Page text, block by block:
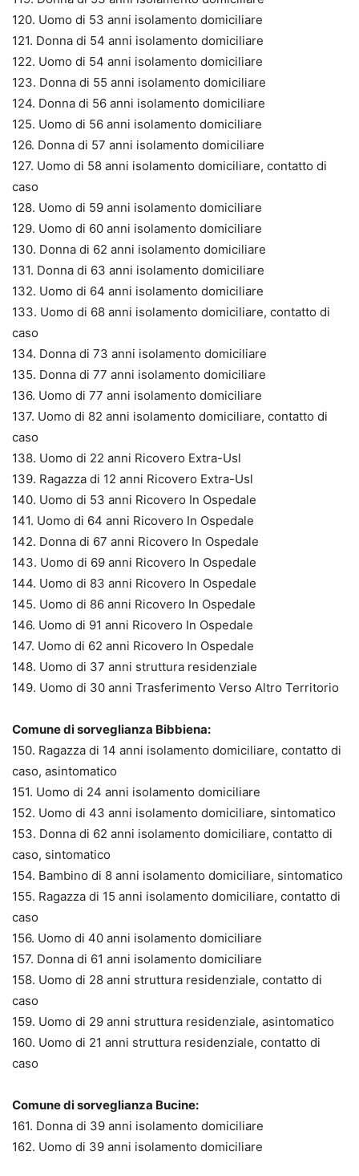
120. Uomo di 53 anni isolamento domiciliare
121. Donna di 54 anni isolamento domiciliare
122. Uomo di 54 anni isolamento domiciliare
123. Donna di 55 anni isolamento domiciliare
124. Donna di 56 anni isolamento domiciliare
125. Uomo di 56 anni isolamento domiciliare
126. Donna di 57 anni isolamento domiciliare
127. Uomo di 58 anni isolamento domiciliare, contatto di
caso
128. Uomo di 59 anni isolamento domiciliare
129. Uomo di 60 anni isolamento domiciliare
130. Donna di 62 anni isolamento domiciliare
131. Donna di 63 anni isolamento domiciliare
132. Uomo di 64 anni isolamento domiciliare
133. Uomo di 68 anni isolamento domiciliare, contatto di
caso
134. Donna di 73 anni isolamento domiciliare
135. Donna di 77 anni isolamento domiciliare
136. Uomo di 77 anni isolamento domiciliare
137. Uomo di 82 anni isolamento domiciliare, contatto di
caso
138. Uomo di 22 anni Ricovero Extra-Usl
139. Ragazza di 12 anni Ricovero Extra-Usl
140. Uomo di 53 anni Ricovero In Ospedale
141. Uomo di 64 anni Ricovero In Ospedale
142. Donna di 67 anni Ricovero In Ospedale
143. Uomo di 69 anni Ricovero In Ospedale
144. Uomo di 83 anni Ricovero In Ospedale
145. Uomo di 86 anni Ricovero In Ospedale
146. Uomo di 91 anni Ricovero In Ospedale
147. Uomo di 62 anni Ricovero In Ospedale
148. Uomo di 37 anni struttura residenziale
149. Uomo di 30 anni Trasferimento Verso Altro Territorio
Comune di sorveglianza Bibbiena:
150. Ragazza di 14 anni isolamento domiciliare, contatto di
caso, asintomatico
151. Uomo di 24 anni isolamento domiciliare
152. Uomo di 43 anni isolamento domiciliare, sintomatico
153. Donna di 62 anni isolamento domiciliare, contatto di
caso, sintomatico
154. Bambino di 8 anni isolamento domiciliare, sintomatico
155. Ragazza di 15 anni isolamento domiciliare, contatto di
caso
156. Uomo di 40 anni isolamento domiciliare
157. Donna di 61 anni isolamento domiciliare
158. Uomo di 28 anni struttura residenziale, contatto di
caso
159. Uomo di 29 anni struttura residenziale, asintomatico
160. Uomo di 21 anni struttura residenziale, contatto di
caso
Comune di sorveglianza Bucine:
161. Donna di 39 anni isolamento domiciliare
162. Uomo di 39 anni isolamento domiciliare